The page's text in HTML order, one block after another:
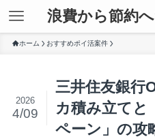
浪費から節約
ホーム おすすめポイ活案件
三井住友銀行
カ積み立てと
ペーン」の攻
2026
4/09